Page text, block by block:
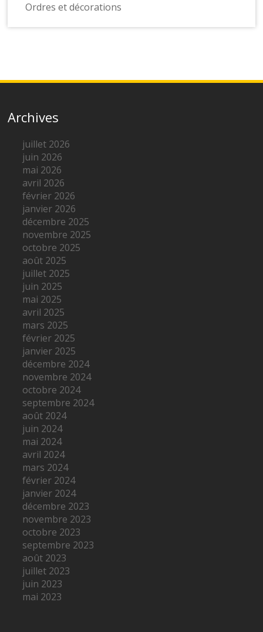
Ordres et décorations
Archives
juillet 2026
juin 2026
mai 2026
avril 2026
février 2026
janvier 2026
décembre 2025
novembre 2025
octobre 2025
août 2025
juillet 2025
juin 2025
mai 2025
avril 2025
mars 2025
février 2025
janvier 2025
décembre 2024
novembre 2024
octobre 2024
septembre 2024
août 2024
juin 2024
mai 2024
avril 2024
mars 2024
février 2024
janvier 2024
décembre 2023
novembre 2023
octobre 2023
septembre 2023
août 2023
juillet 2023
juin 2023
mai 2023